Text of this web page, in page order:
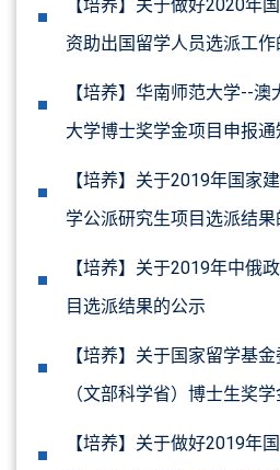
【培养】关于做好2020年
资助出国留学人员选派工作
【培养】华南师范大学--澳
大学博士奖学金项目申报通
【培养】关于2019年国家
学公派研究生项目选派结果
【培养】关于2019年中俄
目选派结果的公示
【培养】关于国家留学基
（文部科学省）博士生奖
【培养】关于做好2019年